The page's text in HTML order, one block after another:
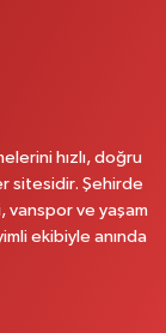
hızlı, doğru
sitesidir. Şehirde
vanspor ve yaşam
ekibiyle anında